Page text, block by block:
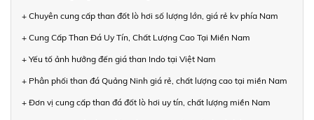
+ Chuyên cung cấp than đốt lò hơi số lượng lớn, giá rẻ kv phía Nam
+ Cung Cấp Than Đá Uy Tín, Chất Lượng Cao Tại Miền Nam
+ Yếu tố ảnh hưởng đến giá than Indo tại Việt Nam
+ Phân phối than đá Quảng Ninh giá rẻ, chất lượng cao tại miền Nam
+ Đơn vị cung cấp than đá đốt lò hơi uy tín, chất lượng miền Nam